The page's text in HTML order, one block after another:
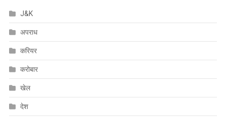
J&K
अपराध
करियर
करोबार
खेल
देश